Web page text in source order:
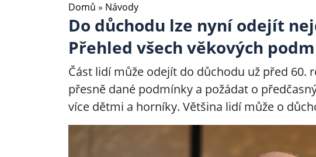
Domů » Návody
Do důchodu lze nyní odejít
Přehled všech věkových
Část lidí může odejít do důchodu už před 60.
přesně dané podmínky a požádat o
více dětmi a horníky. Většina lidí může o